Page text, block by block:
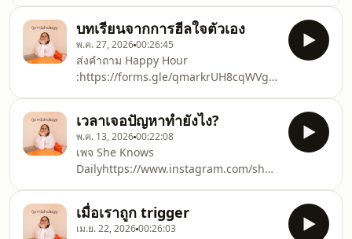
https://lin.ee/l1DyDZEEmail:
pimchology@gmail.comLet’s
Connect!!Instagram:
https://www.instagram.com/pimchology/Instagram
syndrome(4:55) - เราเป็น wendy หรือ
เปล่า?(6:46) - ทำไมถึงมีนิสัย peter
pan(12:20) - จดหมายถึง peter
pan(15:31) - รับมือกับ peter pan ยัง
ไง(20:45) - Happy Hour For Work:Line:
https://lin.ee/l1DyDZEEmail:
pimchology@gmail.comLet’s
Connect!!Instagram:
https://www.instagram.com/pimchology/Instagra
บทเรียนจากการฮีลใจตัวเอง
พ.ค. 27, 202600:26:45
ส่งคำถาม Happy Hour
:https://forms.gle/qmarkrUH8cqWVgz47Chapters:
บ้าง?(6:45) - healing journey ของ
พิม(10:54) - บทเรียนกการฮีลใจ(15:53) -
healing ที่พิมแนะนำ(20:06) - Happy
HourFor Work:Line:
https://lin.ee/l1DyDZEEmail:
pimchology@gmail.comLet’s
Connect!!Instagram:
https://www.instagram.com/pimchology/Instagram:
เวลาเจอปัญหาทำยังไง?
พ.ค. 13, 202600:22:08
เพจ She Knows
Dailyhttps://www.instagram.com/she.knows.daily/?
:https://forms.gle/qmarkrUH8cqWVgz47Chapters:
(0:00) - Intro(1:52) - Mindset ที่มี่ต่อ
ปัญหา(4:55) - ปัญหาทางความคิด(10:43) -
เมื่อเราถูก trigger
เม.ย. 22, 202600:26:03